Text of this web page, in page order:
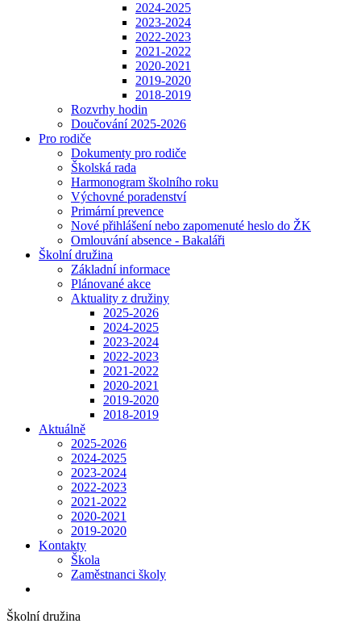
2024-2025
2023-2024
2022-2023
2021-2022
2020-2021
2019-2020
2018-2019
Rozvrhy hodin
Doučování 2025-2026
Pro rodiče
Dokumenty pro rodiče
Školská rada
Harmonogram školního roku
Výchovné poradenství
Primární prevence
Nové přihlášení nebo zapomenuté heslo do ŽK
Omlouvání absence - Bakaláři
Školní družina
Základní informace
Plánované akce
Aktuality z družiny
2025-2026
2024-2025
2023-2024
2022-2023
2021-2022
2020-2021
2019-2020
2018-2019
Aktuálně
2025-2026
2024-2025
2023-2024
2022-2023
2021-2022
2020-2021
2019-2020
Kontakty
Škola
Zaměstnanci školy
Školní družina